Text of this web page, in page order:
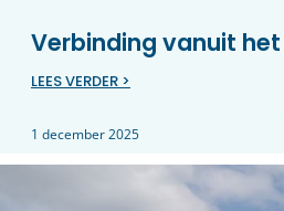
Verbinding vanuit
LEES VERDER >
1 december 2025